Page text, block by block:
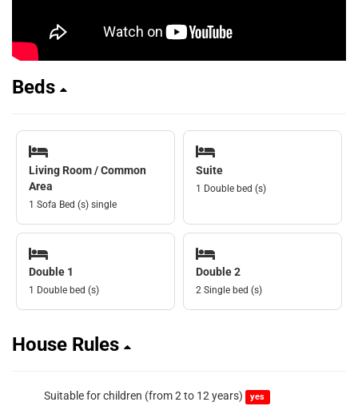
Beds
Living Room / Common
Area
1 Sofa Bed (s) single
Suite
1 Double bed (s)
Double 1
1 Double bed (s)
Double 2
2 Single bed (s)
House Rules
Suitable for children (from 2 to 12 years) yes